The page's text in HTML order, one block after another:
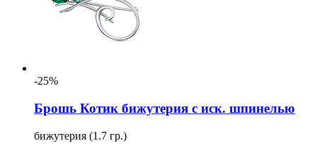
-25%
Брошь Котик бижутерия с иск. шпинелью
бижутерия (1.7 гр.)